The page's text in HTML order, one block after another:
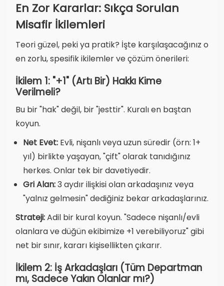
En Zor Kararlar: Sıkça Sorulan
Misafir İkilemleri
Teori güzel, peki ya pratik? İşte karşılaşacağınız o
en zorlu, spesifik ikilemler ve çözüm önerileri:
İkilem 1: "+1" (Artı Bir) Hakkı Kime
Verilmeli?
Bu bir "hak" değil, bir "jesttir". Kuralı en baştan
koyun.
Net Evet: Evli, nişanlı veya uzun süredir (örn: 1+
yıl) birlikte yaşayan, "çift" olarak tanıdığınız
herkes. Onlar tek bir davetiyedir.
Gri Alan:3 aydır ilişkisi olan arkadaşınız veya
"yalnız gelmesin" dediğiniz bekar arkadaşlarınız.
Strateji:Adil bir kural koyun. "Sadece nişanlı/evli
olanlara ve düğün ekibimize +1 verebiliyoruz" gibi
net bir sınır, kararı kişisellikten çıkarır.
İkilem 2: İş Arkadaşları (Tüm Departman
mı, Sadece Yakın Olanlar mı?)